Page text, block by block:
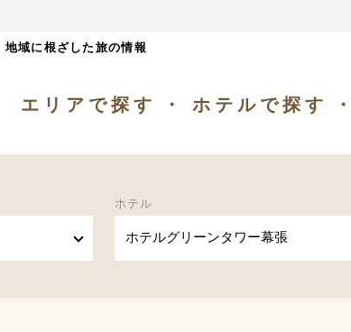
地域に根ざした旅の情報
エリアで探す ホテルで探す
ホテル
ホテルグリーンタワー幕張